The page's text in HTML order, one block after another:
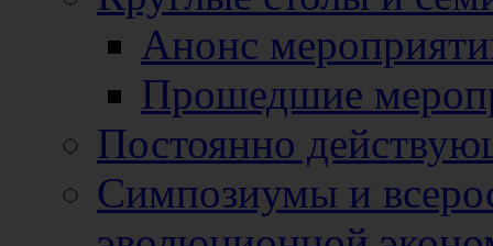
Анонс
Прошедшие
Постоянно
Симпозиумы и